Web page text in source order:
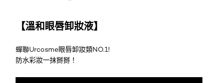
【溫和眼唇卸妝液】
蟬聯Urcosme眼唇卸妝類NO.1!
防水彩妝一抹掰掰！